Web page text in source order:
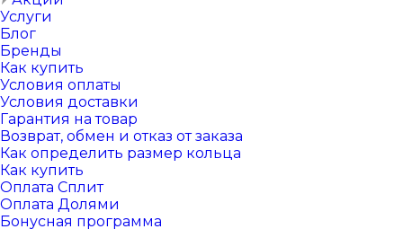
Услуги
Блог
Бренды
Как купить
Условия оплаты
Условия доставки
Гарантия на товар
Возврат, обмен и отказ от заказа
Как определить размер кольца
Как купить
Оплата Сплит
Оплата Долями
Бонусная программа